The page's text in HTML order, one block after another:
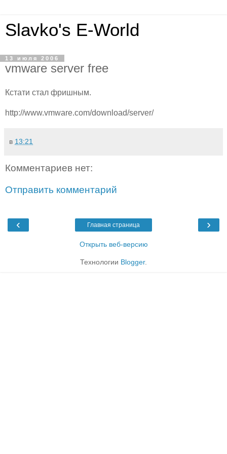
Slavko's E-World
13 июля 2006
vmware server free
Кстати стал фришным.
http://www.vmware.com/download/server/
в 13:21
Комментариев нет:
Отправить комментарий
‹ ›
Главная страница
Открыть веб-версию
Технологии Blogger.